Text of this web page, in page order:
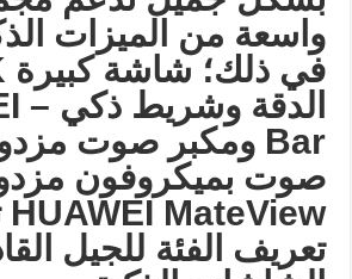
واسعة من الميزات
في ذلك؛ شاشة كبيرة 4
الدقة وشريط ذكي
Bar ومكبر صوت
صوت بميكروفون
HUAWEI MateView
تعريف الفئة للجيل